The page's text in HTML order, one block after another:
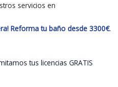
servicios en
Reforma tu baño desde 3300€.
tus licencias GRATIS